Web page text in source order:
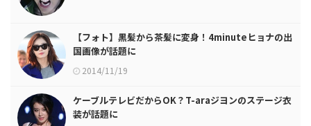
【フォト】黒髪から茶髪に変身！4minuteヒョナの出
国画像が話題に
2014/11/19
ケーブルテレビだからOK？T-araジヨンのステージ衣
装が話題に